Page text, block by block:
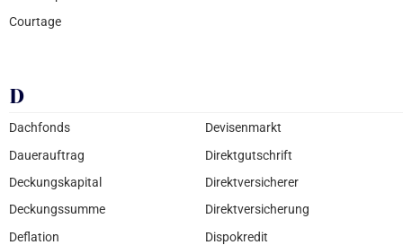
Courtage
D
Dachfonds
Dauerauftrag
Deckungskapital
Deckungssumme
Deflation
Devisenmarkt
Direktgutschrift
Direktversicherer
Direktversicherung
Dispokredit